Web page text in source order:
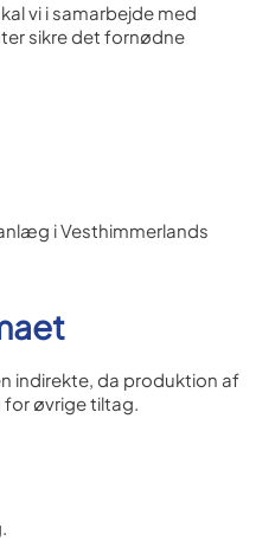
vi i samarbejde med
sikre det fornødne
i Vesthimmerlands
indirekte, da produktion af
øvrige tiltag.